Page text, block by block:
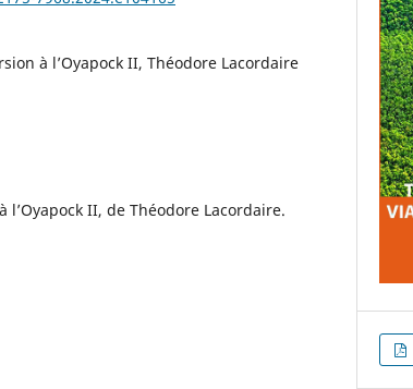
à l’Oyapock II, Théodore Lacordaire
l’Oyapock II, de Théodore Lacordaire.